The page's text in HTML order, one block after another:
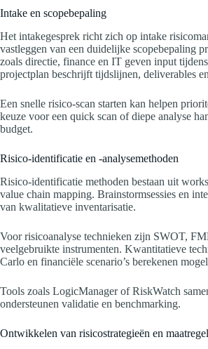
Intake en scopebepaling
Het intakegesprek richt zich op intake
vastleggen van een duidelijke scopebepaling
zoals directie, finance en IT geven input
projectplan beschrijft tijdslijnen, deliverables
Een snelle risico-scan starten kan helpen
keuze voor een quick scan of diepe analyse
budget.
Risico-identificatie en -analysemethoden
Risico-identificatie methoden bestaan uit
value chain mapping. Brainstormsessies en
van kwalitatieve inventarisatie.
Voor risicoanalyse technieken zijn SWOT,
veelgebruikte instrumenten. Kwantitatieve
Carlo en financiële scenario’s berekenen
Tools zoals LogicManager of RiskWatch
ondersteunen validatie en benchmarking.
Ontwikkelen van risicostrategieën en